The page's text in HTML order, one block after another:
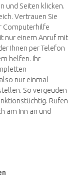
und Seiten klicken.
Vertrauen Sie
Computerhilfe
nur einem Anruf mit
Ihnen per Telefon
helfen. Ihr
nur einmal
So vergeuden
Rufen
am Inn an und